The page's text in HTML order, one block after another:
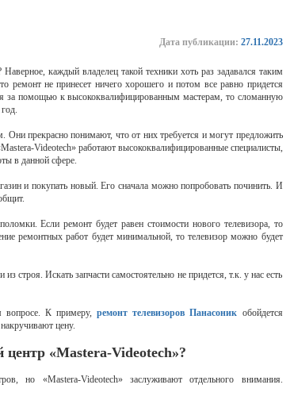
Дата публикации: 27.11.2023
каждый владелец такой техники хоть раз задавался таким
ремонт не принесет ничего хорошего и потом все равно придется
за помощью к высококвалифицированным мастерам, то сломанную
Они прекрасно понимают, что от них требуется и могут предложить
Videotech» работают высококвалифицированные специалисты,
в данной сфере.
и покупать новый. Его сначала можно попробовать починить. И
Если ремонт будет равен стоимости нового телевизора, то
ремонтных работ будет минимальной, то телевизор можно будет
строя. Искать запчасти самостоятельно не придется, т.к. у нас есть
К примеру,ремонт телевизоров Панасоник обойдется
цену.
«Mastera-Videotech»?
но «Mastera-Videotech» заслуживают отдельного внимания.